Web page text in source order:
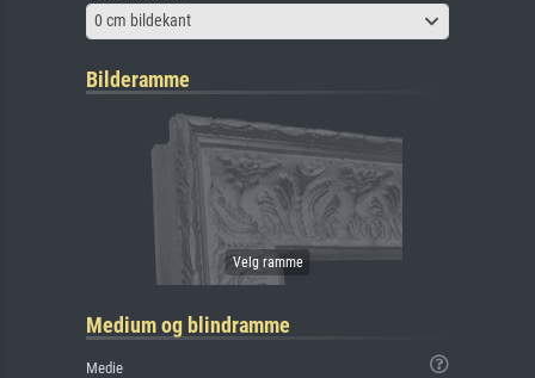
0 cm bildekant
Bilderamme
Medium og blindramme
Medie